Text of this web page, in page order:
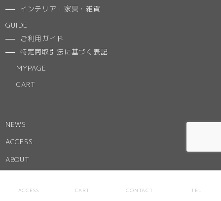
インテリア・家具・雑貨
GUIDE
ご利用ガイド
特定商取引法に基づく表記
MYPAGE
CART
NEWS
ACCESS
ABOUT
ACCESS CART CONTACT TEL